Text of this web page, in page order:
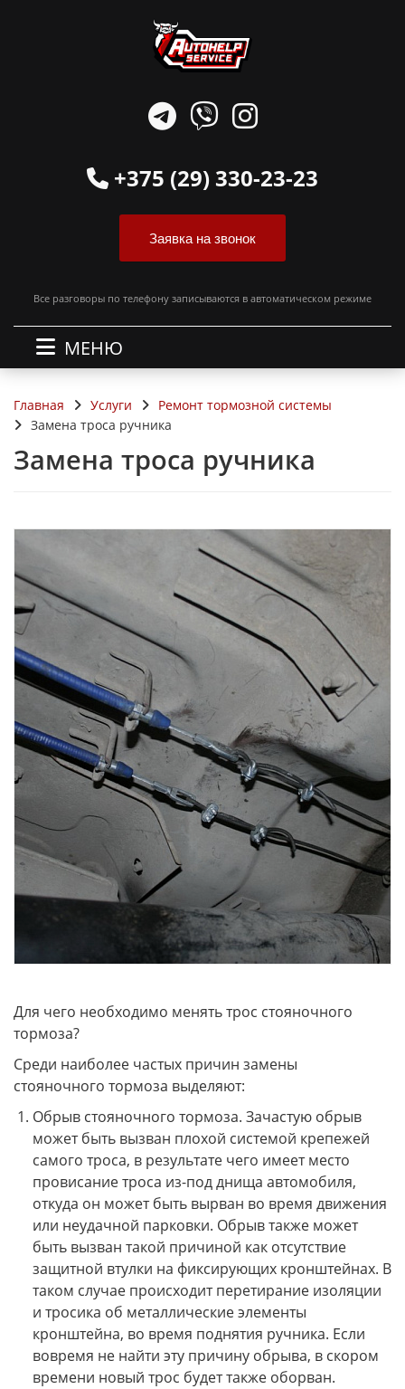
+375 (29) 330-23-23
Заявка на звонок
Все разговоры по телефону записываются в автоматическом режиме
МЕНЮ
Главная Услуги
Ремонт тормозной системы
Замена троса ручника
Замена троса ручника
Для чего необходимо менять трос стояночного
тормоза?
Среди наиболее частых причин замены
стояночного тормоза выделяют:
Обрыв стояночного тормоза. Зачастую обрыв
может быть вызван плохой системой крепежей
самого троса, в результате чего имеет место
провисание троса из-под днища автомобиля,
откуда он может быть вырван во время движения
или неудачной парковки. Обрыв также может
быть вызван такой причиной как отсутствие
защитной втулки на фиксирующих кронштейнах. В
таком случае происходит перетирание изоляции
и тросика об металлические элементы
кронштейна, во время поднятия ручника. Если
вовремя не найти эту причину обрыва, в скором
времени новый трос будет также оборван.